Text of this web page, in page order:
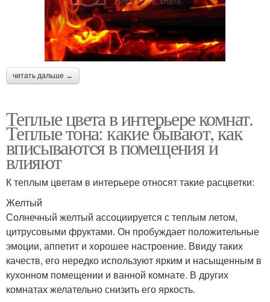
читать дальше →
Теплые цвета в интерьере комнат.
Теплые тона: какие бывают, как
вписываются в помещения и
влияют
К теплым цветам в интерьере относят такие расцветки:
Желтый
Солнечный желтый ассоциируется с теплым летом,
цитрусовыми фруктами. Он пробуждает положительные
эмоции, аппетит и хорошее настроение. Ввиду таких
качеств, его нередко используют ярким и насыщенным в
кухонном помещении и ванной комнате. В других
комнатах желательно снизить его яркость.